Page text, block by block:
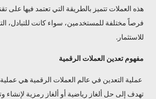
هذه العملات تتميز بالطريقة التي تعتمد فيها على
فرصاً مختلفة للمستخدمين، سواء كانت للتبادل،
للاستثمار.
مفهوم تعدين العملات الرقمية
عملية التعدين في عالم العملات الرقمية هي
تهدف إلى حل ألغاز رياضية أو ألغاز رمزية لإنشاء